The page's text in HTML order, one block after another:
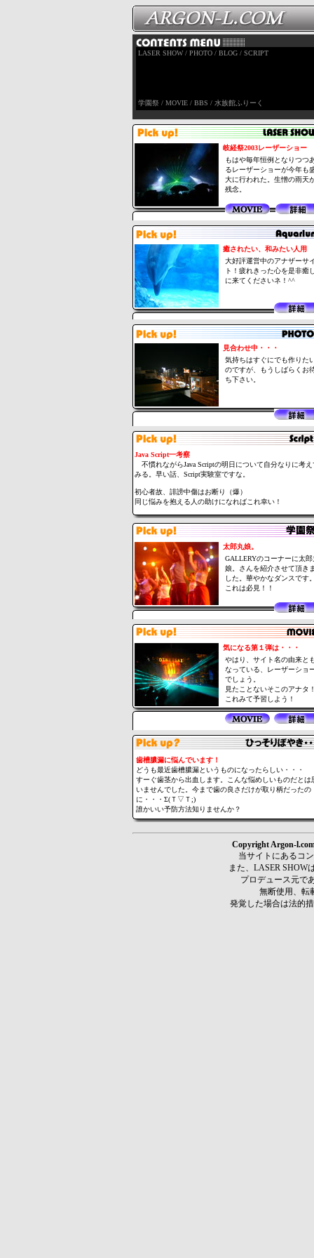
LASER SHOW/ PHOTO/ BLOG/ SCRIPT
学園祭/ MOVIE/ BBS / 水族館ふりーく
岐経祭2003レーザーショー
もはや毎年恒例となりつつ
るレーザーショーが今年も
大に行われた。生憎の雨天
残念。
癒されたい、和みたい人用
大好評運営中のアナザーサ
ト！疲れきった心を是非癒
に来てくださいネ！^^
見合わせ中・・・
気持ちはすぐにでも作りた
のですが、もうしばらくお
ち下さい。
Java Script一考察
不慣れながらJava Scriptの明日について自分なりに考え
みる。早い話、Script実験室ですな。
初心者故、誹謗中傷はお断り（爆）
同じ悩みを抱える人の助けになればこれ幸い！
太郎丸娘。
GALLERYのコーナーに太郎
娘。さんを紹介させて頂き
した。華やかなダンスです
これは必見！！
気になる第１弾は・・・
やはり、サイト名の由来と
なっている、レーザーショ
でしょう。
見たことないそこのアナタ
これみて予習しよう！
歯槽膿漏に悩んでいます！
どうも最近歯槽膿漏というものになったらしい・・・
すーぐ歯茎から出血します。こんな悩めしいものだとは
いませんでした。今まで歯の良さだけが取り柄だったの
に・・・Σ(Ｔ▽Ｔ;)
誰かいい予防方法知りませんか？
Copyright Argon-
当サイトにあるコ
また、LASER SHOW
プロデュース元で
無断使用、転
発覚した場合は法的